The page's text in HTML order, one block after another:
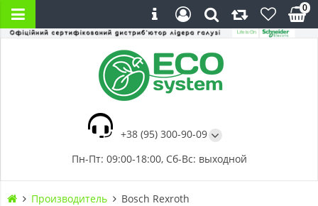
+38 (95) 300-90-09
Пн-Пт: 09:00-18:00, Сб-Вс: выходной
0
Производитель Bosch Rexroth